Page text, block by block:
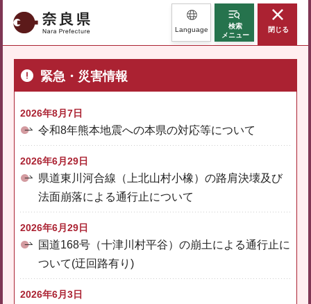
奈良県 Language
検索
メニュー
閉じる
緊急・災害情報
2026年8月7日
令和8年熊本地震への本県の対応等について
2026年6月29日
県道東川河合線（上北山村小橡）の路肩決壊及び
法面崩落による通行止について
2026年6月29日
国道168号（十津川村平谷）の崩土による通行止に
ついて(迂回路有り)
2026年6月3日